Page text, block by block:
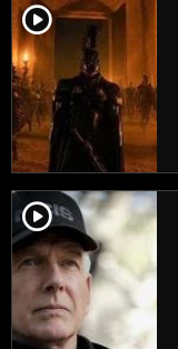
player2
player2